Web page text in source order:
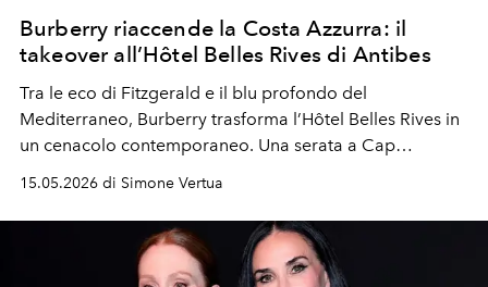
Burberry riaccende la Costa Azzurra: il
takeover all’Hôtel Belles Rives di Antibes
Tra le eco di Fitzgerald e il blu profondo del
Mediterraneo, Burberry trasforma l’Hôtel Belles Rives in
un cenacolo contemporaneo. Una serata a Cap
d’Antibes dove il Check incontra l’Art Déco, celebrata da
segno di un’eleganza colta e mai gridata.
15.05.2026 di Simone Vertua